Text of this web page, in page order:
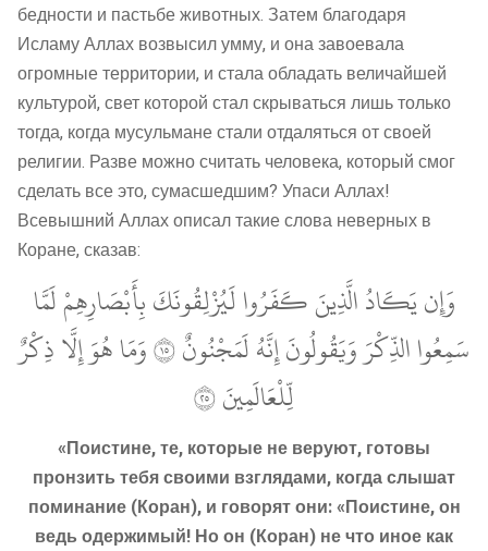
бедности и пастьбе животных. Затем благодаря
Исламу Аллах возвысил умму, и она завоевала
огромные территории, и стала обладать величайшей
культурой, свет которой стал скрываться лишь только
тогда, когда мусульмане стали отдаляться от своей
религии. Разве можно считать человека, который смог
сделать все это, сумасшедшим? Упаси Аллах!
Всевышний Аллах описал такие слова неверных в
Коране, сказав:
وَإِن يَكَادُ الَّذِينَ كَفَرُوا لَيُزْلِقُونَكَ بِأَبْصَارِهِمْ لَمَّا
سَمِعُوا الذِّكْرَ وَيَقُولُونَ إِنَّهُ لَمَجْنُونٌ ٥١ وَمَا هُوَ إِلَّا ذِكْرٌ
لِّلْعَالَمِينَ ٥٢
«Поистине, те, которые не веруют, готовы
пронзить тебя своими взглядами, когда слышат
поминание (Коран), и говорят они: «Поистине, он
ведь одержимый! Но он (Коран) не что иное как